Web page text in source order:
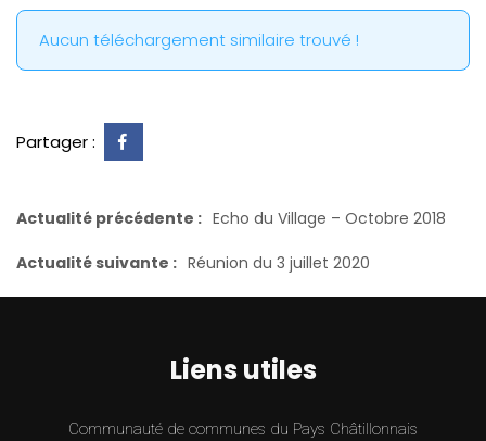
Aucun téléchargement similaire trouvé !
Partager :
Actualité précédente : Echo du Village – Octobre 2018
Actualité suivante : Réunion du 3 juillet 2020
Liens utiles
Communauté de communes du Pays Châtillonnais